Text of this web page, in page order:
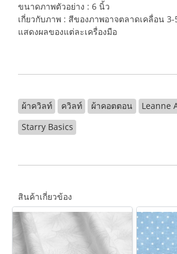
ขนาดภาพตัวอย่าง : 6 นิ้ว
เกี่ยวกับภาพ : สีของภาพอาจตลาดเคลื่อน
แสดงผลของแต่ละเครื่องมือ
ผ้าควิลท์ ควิลท์ ผ้าคอตตอน
Leanne
Starry Basics
สินค้าเกี่ยวข้อง